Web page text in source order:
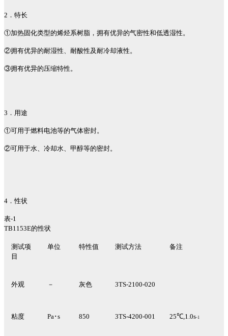
2 ．特长
①加热固化类型的烯烃系树脂，拥有优异的气密性和低透湿性。
②拥有优异的耐湿性、耐酸性及耐冷却液性。
③拥有优异的压缩特性。
3 ．用途
①可用于燃料电池等的气体密封。
②可用于水、冷却水、甲醇等的密封。
4 ．性状
表-1
TB1153E的性状
测试项
目
单位 特性值 测试方法 备注
外观 － 灰色 3TS-2100-020
粘度 Pa･s 850 3TS-4200-001 25℃,1.0s-1